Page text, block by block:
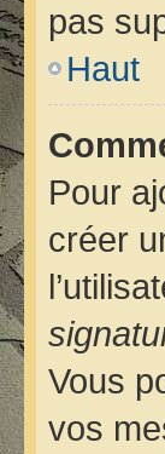
pas
Haut
Pour
créer
Vous
vos